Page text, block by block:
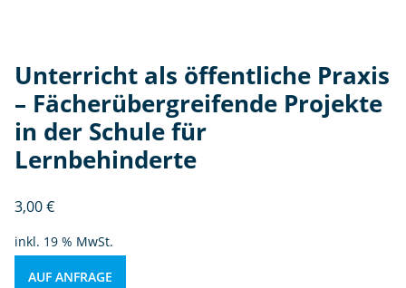
Unterricht als öffentliche Praxis
– Fächerübergreifende Projekte
in der Schule für
Lernbehinderte
3,00€
inkl. 19 % MwSt.
AUF ANFRAGE